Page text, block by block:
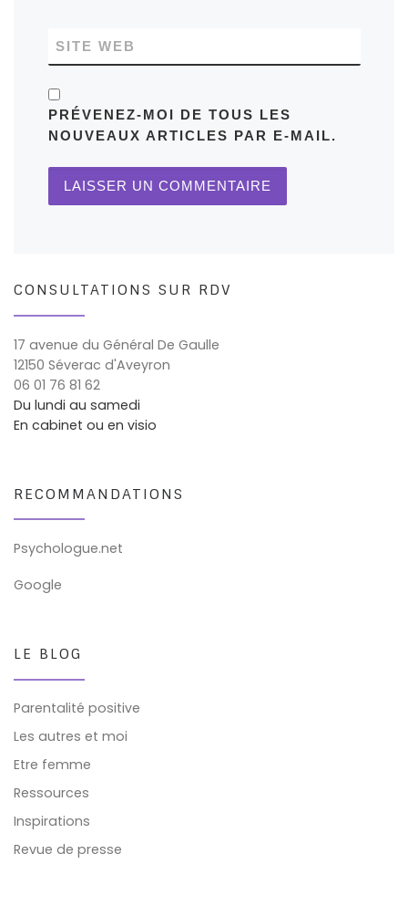
SITE WEB
PRÉVENEZ-MOI DE TOUS LES
NOUVEAUX ARTICLES PAR E-MAIL.
CONSULTATIONS SUR RDV
17 avenue du Général De Gaulle
12150 Séverac d'Aveyron
06 01 76 81 62
Du lundi au samedi
En cabinet ou en visio
RECOMMANDATIONS
Psychologue.net
Google
LE BLOG
Parentalité positive
Les autres et moi
Etre femme
Ressources
Inspirations
Revue de presse